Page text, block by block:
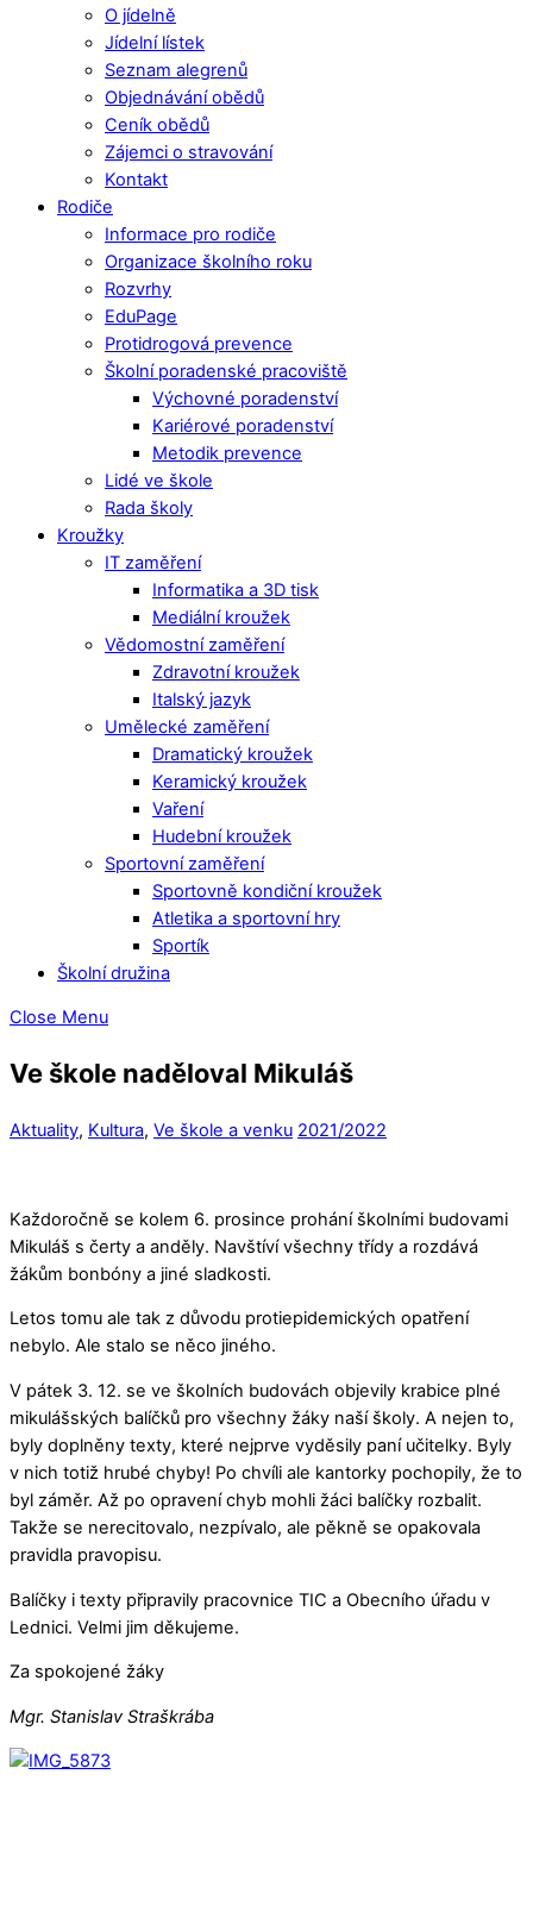
O jídelně
Jídelní lístek
Seznam alegrenů
Objednávání obědů
Ceník obědů
Zájemci o stravování
Kontakt
Rodiče
Informace pro rodiče
Organizace školního roku
Rozvrhy
EduPage
Protidrogová prevence
Školní poradenské pracoviště
Výchovné poradenství
Kariérové poradenství
Metodik prevence
Lidé ve škole
Rada školy
Kroužky
IT zaměření
Informatika a 3D tisk
Mediální kroužek
Vědomostní zaměření
Zdravotní kroužek
Italský jazyk
Umělecké zaměření
Dramatický kroužek
Keramický kroužek
Vaření
Hudební kroužek
Sportovní zaměření
Sportovně kondiční kroužek
Atletika a sportovní hry
Sportík
Školní družina
Close Menu
Ve škole naděloval Mikuláš
Aktuality, Kultura, Ve škole a venku 2021/2022
Každoročně se kolem 6. prosince prohání školními budovami
Mikuláš s čerty a anděly. Navštíví všechny třídy a rozdává
žákům bonbóny a jiné sladkosti.
Letos tomu ale tak z důvodu protiepidemických opatření
nebylo. Ale stalo se něco jiného.
V pátek 3. 12. se ve školních budovách objevily krabice plné
mikulášských balíčků pro všechny žáky naší školy. A nejen to,
byly doplněny texty, které nejprve vyděsily paní učitelky. Byly
v nich totiž hrubé chyby! Po chvíli ale kantorky pochopily, že to
byl záměr. Až po opravení chyb mohli žáci balíčky rozbalit.
Takže se nerecitovalo, nezpívalo, ale pěkně se opakovala
pravidla pravopisu.
Balíčky i texty připravily pracovnice TIC a Obecního úřadu v
Lednici. Velmi jim děkujeme.
Za spokojené žáky
Mgr. Stanislav Straškrába